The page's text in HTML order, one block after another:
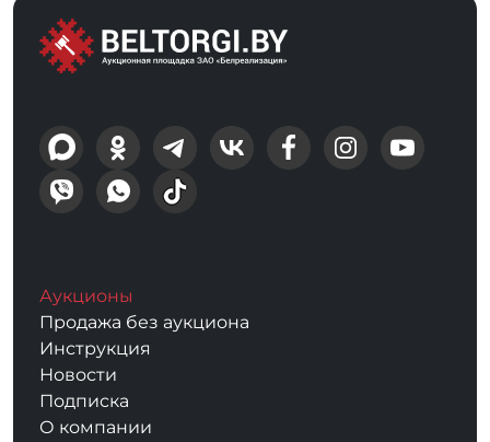
Аукционы
Продажа без аукциона
Инструкция
Новости
Подписка
О компании